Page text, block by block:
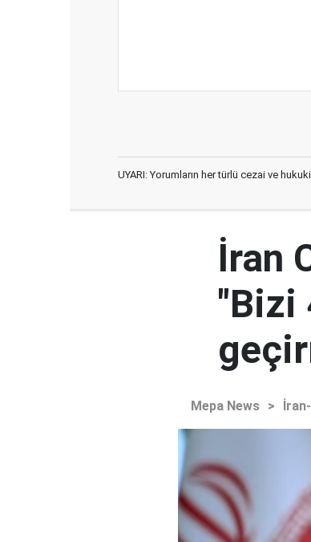
UYARI: Yorumların her türlü cezai ve
İran
"Bizi
Mepa News >